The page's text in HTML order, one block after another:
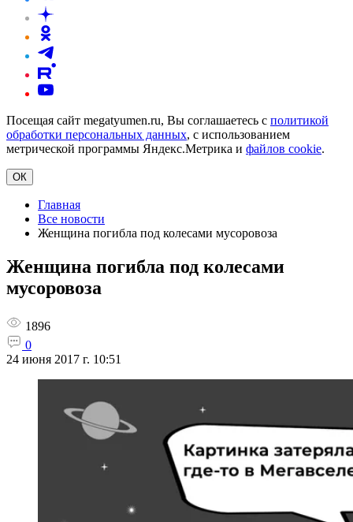
Посещая сайт megatyumen.ru, Вы соглашаетесь с политикой
обработки персональных данных, с использованием
метрической программы Яндекс.Метрика и файлов cookie.
ОК
Главная
Все новости
Женщина погибла под колесами мусоровоза
Женщина погибла под колесами
мусоровоза
1896
0
24 июня 2017 г. 10:51